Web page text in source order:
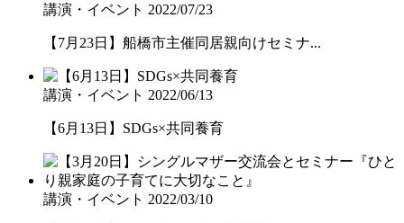
講演・イベント 2022/07/23
【7月23日】船橋市主催同居親向けセミナ...
講演・イベント 2022/06/13
【6月13日】SDGs×共同養育
講演・イベント 2022/03/10